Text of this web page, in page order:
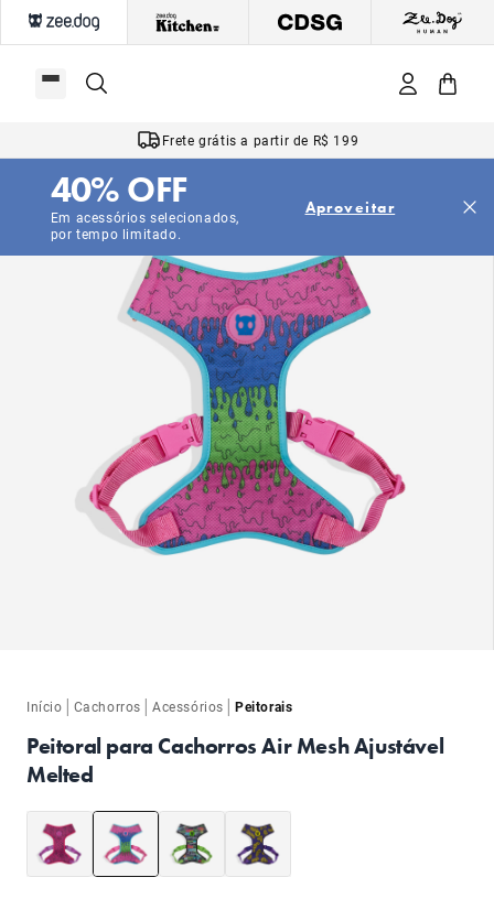
Frete grátis a partir de R$ 199
Em acessórios selecionados,
por tempo limitado.
40% OFF Aproveitar
Início | Cachorros |Acessórios |Peitorais
Peitoral para Cachorros Air Mesh Ajustável
Melted